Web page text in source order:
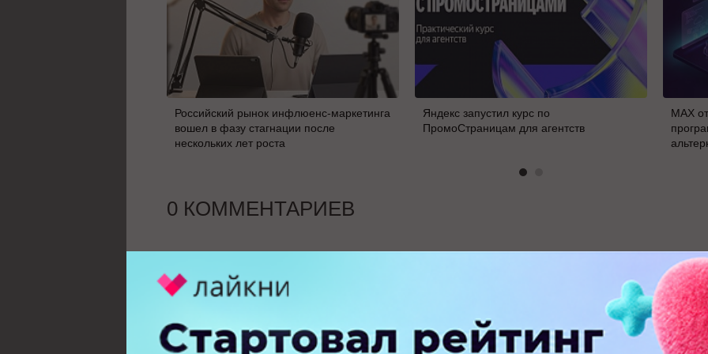
Российский рынок инфлюенс-маркетинга
вошел в фазу стагнации после
нескольких лет роста
Яндекс запустил курс по
ПромоСтраницам для агентств
MAX
0 КОММЕНТАРИЕВ